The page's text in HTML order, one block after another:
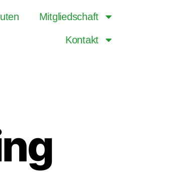
Mitgliedschaft
Kontakt